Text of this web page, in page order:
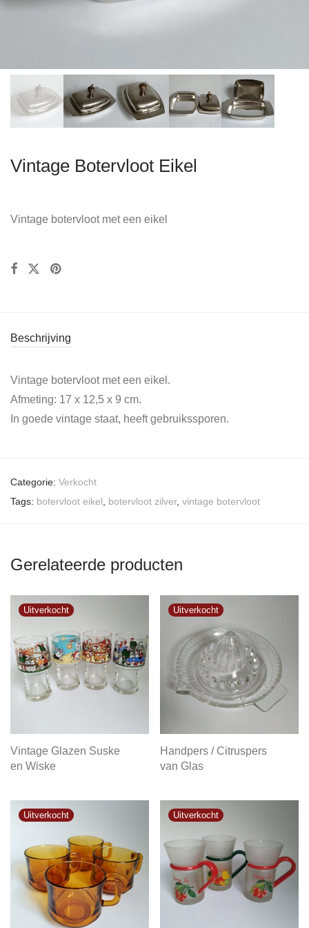
Vintage Botervloot Eikel
Vintage botervloot met een eikel
Beschrijving
Vintage botervloot met een eikel.
Afmeting: 17 x 12,5 x 9 cm.
In goede vintage staat, heeft gebruikssporen.
Categorie: Verkocht
Tags: botervloot eikel botervloot zilver, vintage botervloot
Gerelateerde producten
Vintage Glazen Suske
en Wiske
Handpers / Citruspers
van Glas